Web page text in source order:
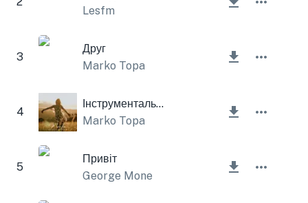
Lesfm
3
Друг
Marko Topa
4
Інструментальна мелодія червня
Marko Topa
5
Привіт
George Mone